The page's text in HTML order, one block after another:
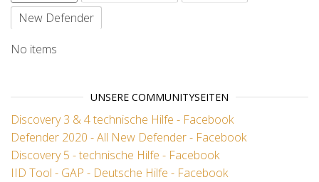
New Defender
No items
UNSERE COMMUNITYSEITEN
Discovery 3 & 4 technische Hilfe - Facebook
Defender 2020 - All New Defender - Facebook
Discovery 5 - technische Hilfe - Facebook
IID Tool - GAP - Deutsche Hilfe - Facebook